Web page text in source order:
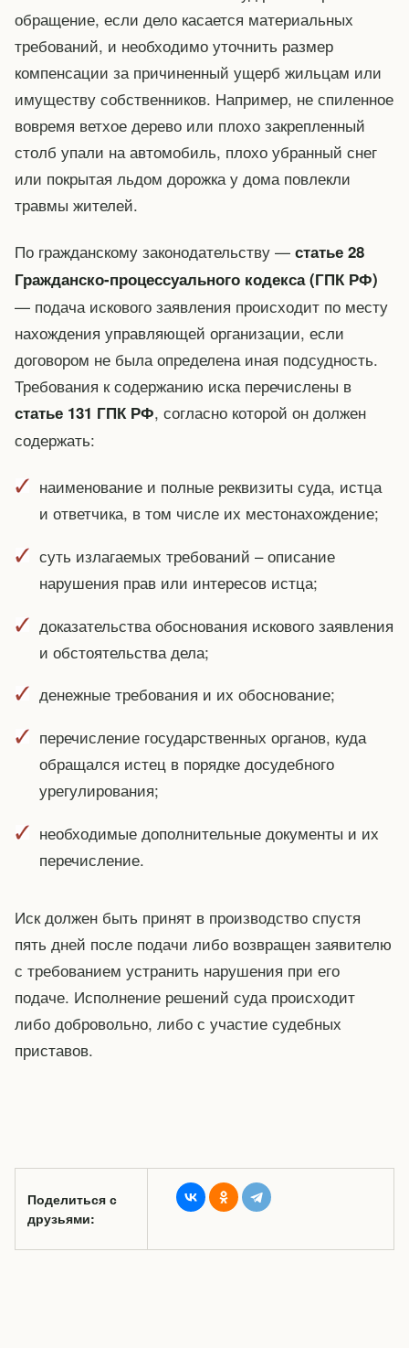
обращение, если дело касается материальных
требований, и необходимо уточнить размер
компенсации за причиненный ущерб жильцам или
имуществу собственников. Например, не спиленное
вовремя ветхое дерево или плохо закрепленный
столб упали на автомобиль, плохо убранный снег
или покрытая льдом дорожка у дома повлекли
травмы жителей.
По гражданскому законодательству — статье 28
Гражданско-процессуального кодекса (ГПК РФ)
— подача искового заявления происходит по месту
нахождения управляющей организации, если
договором не была определена иная подсудность.
Требования к содержанию иска перечислены в
статье 131 ГПК РФ, согласно которой он должен
содержать:
наименование и полные реквизиты суда, истца
и ответчика, в том числе их местонахождение;
суть излагаемых требований – описание
нарушения прав или интересов истца;
доказательства обоснования искового заявления
и обстоятельства дела;
денежные требования и их обоснование;
перечисление государственных органов, куда
обращался истец в порядке досудебного
урегулирования;
необходимые дополнительные документы и их
перечисление.
Иск должен быть принят в производство спустя
пять дней после подачи либо возвращен заявителю
с требованием устранить нарушения при его
подаче. Исполнение решений суда происходит
либо добровольно, либо с участие судебных
приставов.
Поделиться с
друзьями: